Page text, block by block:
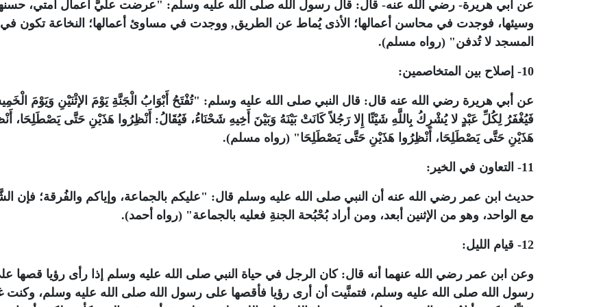
عن أبي هريرة- رضي الله عنه- قال: قال رسول الله صلى الله عليه وسلم: "عرضت عليَّ أعمال أمتي،
وسيئها، فوجدت في محاسن أعمالها؛ الأذى يُماط عن الطريق, ووجدت في مساوئ أعمالها؛ النخاعة تكون في
المسجد لا تُدفن" (رواه مسلم).
10- إصلاح بين المتخاصمين:
عن أبي هريرة رضي الله عنه قال: قال النبي صلى الله عليه وسلم: "تُفْتَحُ أَبْوَابُ الْجَنَّةِ يَوْمَ الإثْنَيْنِ وَيَوْمَ
فَيُغْفَرُ لِكُلِّ عَبْدٍ لا يُشْرِكُ بِاللَّهِ شَيْئًا إِلا رَجُلاً كَانَتْ بَيْنَهُ وَبَيْنَ أَخِيهِ شَحْنَاءُ، فَيُقَالُ: أَنْظِرُوا هَذَيْنِ حَتَّى يَصْطَلِحَا،
هَذَيْنِ حَتَّى يَصْطَلِحَا، أَنْظِرُوا هَذَيْنِ حَتَّى يَصْطَلِحَا" (رواه مسلم).
11- التعاون في الخير:
حديث ابن عمر رضي الله عنه أن النبي صلى الله عليه وسلم قال: "عليكم بالجماعة، وإياكم والفُرقة؛ فإن
مع الواحد، وهو من الإثنين أبعد، ومن أراد بُحْبُحة الجنةِ فعليه بالجماعة" (رواه أحمد).
12- قيام الليل:
وعن ابن عمر رضي الله عنهما أنه قال: كان الرجل في حياة النبي صلى الله عليه وسلم إذا رأى رؤيا قصها
رسول الله صلى الله عليه وسلم، فتمنَّيت أن أرى رؤيا فأقصها على رسول الله صلى الله عليه وسلم، وكنت